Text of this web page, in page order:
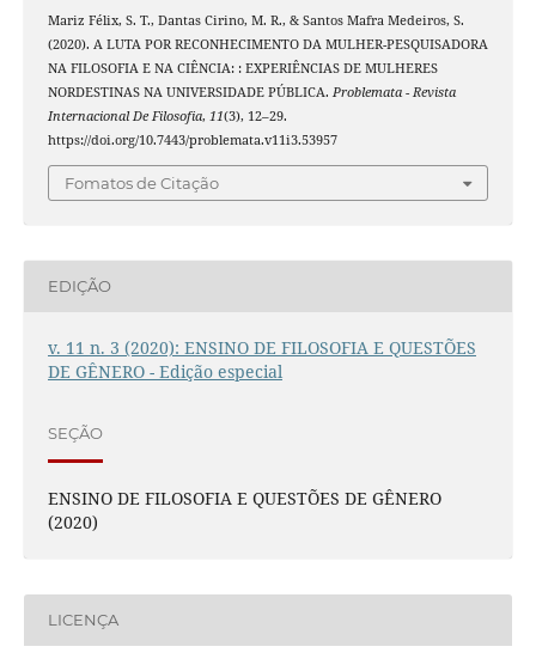
Mariz Félix, S. T., Dantas Cirino, M. R., & Santos Mafra Medeiros, S.
(2020). A LUTA POR RECONHECIMENTO DA MULHER-PESQUISADORA
NA FILOSOFIA E NA CIÊNCIA: : EXPERIÊNCIAS DE MULHERES
NORDESTINAS NA UNIVERSIDADE PÚBLICA. Problemata - Revista
Internacional De Filosofia, 11(3), 12–29.
https://doi.org/10.7443/problemata.v11i3.53957
Fomatos de Citação
EDIÇÃO
v. 11 n. 3 (2020): ENSINO DE FILOSOFIA E QUESTÕES
DE GÊNERO - Edição especial
SEÇÃO
ENSINO DE FILOSOFIA E QUESTÕES DE GÊNERO
(2020)
LICENÇA